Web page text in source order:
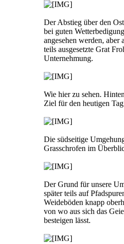
Der Abstieg über den
bei guten
angesehen werden, aber
teils ausgesetzte Grat
Unternehmung.
Wie hier zu sehen.
Ziel für den heutigen
Die südseitige
Grasschrofen im
Der Grund für unsere
später teils auf
Weideböden knapp
von wo aus sich das
besteigen lässt.